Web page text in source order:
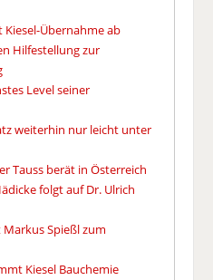
Kiesel-Übernahme ab
Hilfestellung zur
Level seiner
weiterhin nur leicht unter
Tauss berät in Österreich
folgt auf Dr. Ulrich
Spießl zum
Kiesel Bauchemie